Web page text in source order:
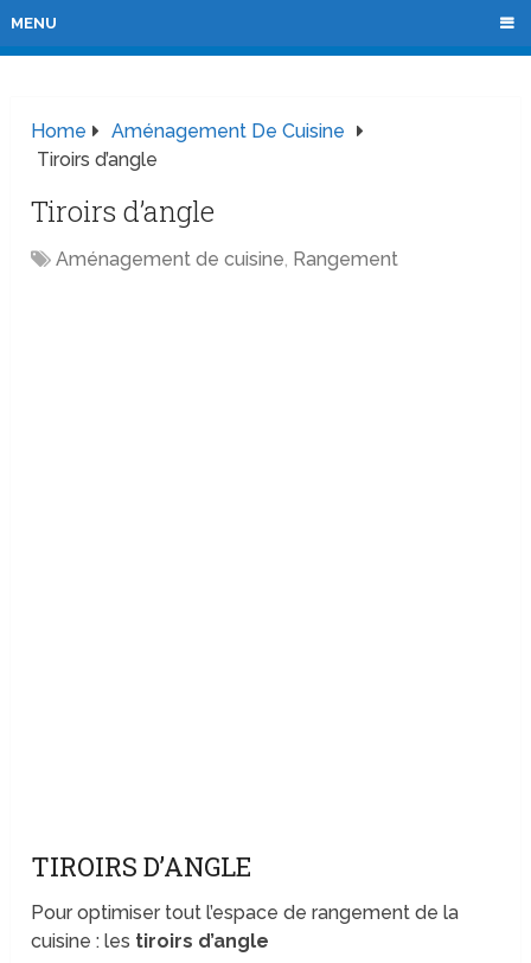
MENU
Home
Aménagement De Cuisine
Tiroirs d’angle
Tiroirs d’angle
Aménagement de cuisine, Rangement
TIROIRS D’ANGLE
Pour optimiser tout l’espace de rangement de la
cuisine : les tiroirs d’angle